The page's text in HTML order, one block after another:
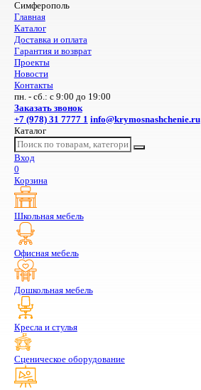
Симферополь
Главная
Каталог
Доставка и оплата
Гарантия и возврат
Проекты
Новости
Контакты
пн. - сб.: с 9:00 до 19:00
Заказать звонок
+7 (978) 31 7777 1 info@krymosnashchenie.ru
Каталог
Вход
0
Корзина
Школьная мебель
Офисная мебель
Дошкольная мебель
Кресла и стулья
Сценическое оборудование